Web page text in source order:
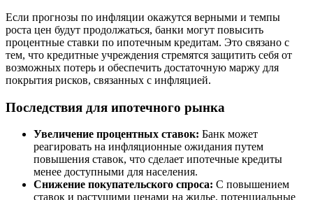
Если прогнозы по инфляции окажутся верными и темпы
роста цен будут продолжаться, банки могут повысить
процентные ставки по ипотечным кредитам. Это связано с
тем, что кредитные учреждения стремятся защитить себя от
возможных потерь и обеспечить достаточную маржу для
покрытия рисков, связанных с инфляцией.
Последствия для ипотечного рынка
Увеличение процентных ставок: Банк может
реагировать на инфляционные ожидания путем
повышения ставок, что сделает ипотечные кредиты
менее доступными для населения.
Снижение покупательского спроса: С повышением
ставок и растущими ценами на жилье, потенциальные